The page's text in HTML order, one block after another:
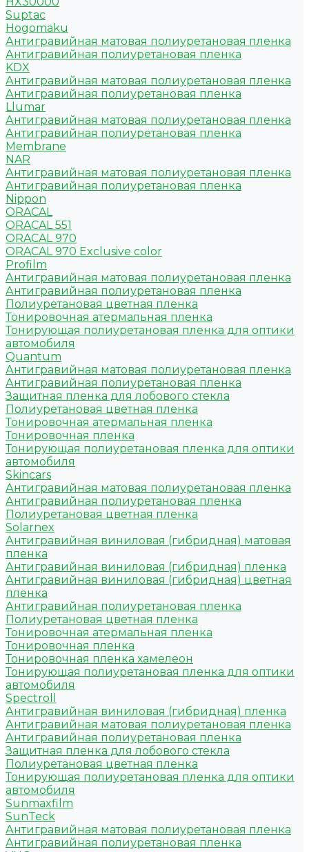
Suptac
Hogomaku
Антигравийная матовая полиуретановая пленка
Антигравийная полиуретановая пленка
KDX
Антигравийная матовая полиуретановая пленка
Антигравийная полиуретановая пленка
Llumar
Антигравийная матовая полиуретановая пленка
Антигравийная полиуретановая пленка
Membrane
NAR
Антигравийная матовая полиуретановая пленка
Антигравийная полиуретановая пленка
Nippon
ORACAL
ORACAL 551
ORACAL 970
ORACAL 970 Exclusive color
Profilm
Антигравийная матовая полиуретановая пленка
Антигравийная полиуретановая пленка
Полиуретановая цветная пленка
Тонировочная атермальная пленка
Тонирующая полиуретановая пленка для оптики
автомобиля
Quantum
Антигравийная матовая полиуретановая пленка
Антигравийная полиуретановая пленка
Защитная пленка для лобового стекла
Полиуретановая цветная пленка
Тонировочная атермальная пленка
Тонировочная пленка
Тонирующая полиуретановая пленка для оптики
автомобиля
Skincars
Антигравийная матовая полиуретановая пленка
Антигравийная полиуретановая пленка
Полиуретановая цветная пленка
Solarnex
Антигравийная виниловая (гибридная) матовая
пленка
Антигравийная виниловая (гибридная) пленка
Антигравийная виниловая (гибридная) цветная
пленка
Антигравийная полиуретановая пленка
Полиуретановая цветная пленка
Тонировочная атермальная пленка
Тонировочная пленка
Тонировочная пленка хамелеон
Тонирующая полиуретановая пленка для оптики
автомобиля
Spectroll
Антигравийная виниловая (гибридная) пленка
Антигравийная матовая полиуретановая пленка
Антигравийная полиуретановая пленка
Защитная пленка для лобового стекла
Полиуретановая цветная пленка
Тонирующая полиуретановая пленка для оптики
автомобиля
Sunmaxfilm
SunTeck
Антигравийная матовая полиуретановая пленка
Антигравийная полиуретановая пленка